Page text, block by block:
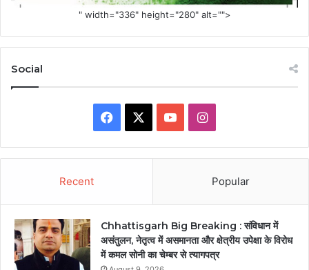
" width="336" height="280" alt="">
Social
Facebook YouTubeInstagram
Recent Popular
Chhattisgarh Big Breaking : संविधान में
असंतुलन, नेतृत्व में असमानता और क्षेत्रीय उपेक्षा के विरोध
में कमल सोनी का चेम्बर से त्यागपत्र